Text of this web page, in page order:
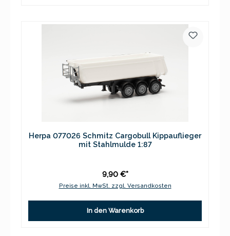
Herpa 077026 Schmitz Cargobull Kippauflieger
mit Stahlmulde 1:87
9,90 €*
Preise inkl. MwSt. zzgl. Versandkosten
In den Warenkorb